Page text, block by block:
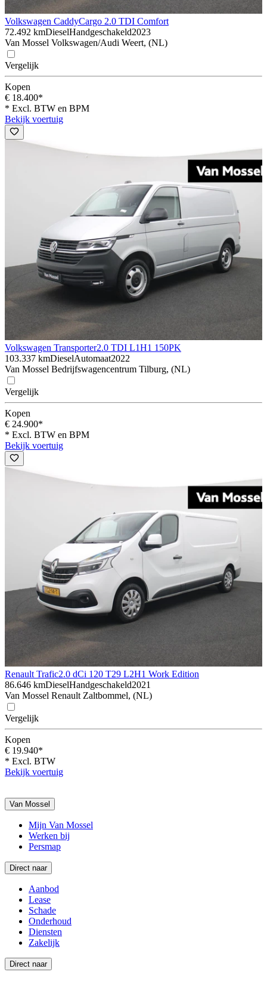
Volkswagen CaddyCargo 2.0 TDI Comfort
72.492 kmDieselHandgeschakeld2023
Van Mossel Volkswagen/Audi Weert, (NL)
Vergelijk
Kopen
€ 18.400*
* Excl. BTW en BPM
Bekijk voertuig
Volkswagen Transporter2.0 TDI L1H1 150PK
103.337 kmDieselAutomaat2022
Van Mossel Bedrijfswagencentrum Tilburg, (NL)
Vergelijk
Kopen
€ 24.900*
* Excl. BTW en BPM
Bekijk voertuig
Renault Trafic2.0 dCi 120 T29 L2H1 Work Edition
86.646 kmDieselHandgeschakeld2021
Van Mossel Renault Zaltbommel, (NL)
Vergelijk
Kopen
€ 19.940*
* Excl. BTW
Bekijk voertuig
Van Mossel
Mijn Van Mossel
Werken bij
Persmap
Direct naar
Aanbod
Lease
Schade
Onderhoud
Diensten
Zakelijk
Direct naar